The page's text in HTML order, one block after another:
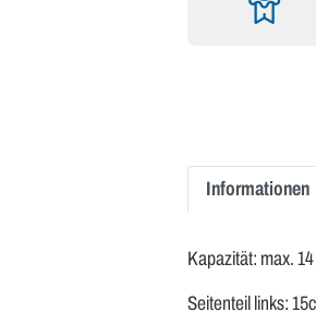
Informationen
Kapazität: max.
Seitenteil links: